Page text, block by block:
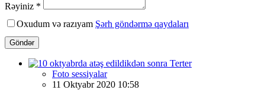
Rəyiniz *
Oxudum və razıyam Şərh göndərmə qaydaları
Göndər
Foto sessiyalar
11 Oktyabr 2020 10:58